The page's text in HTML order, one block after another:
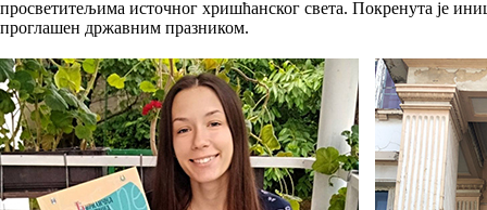
просветитељима источног хришћанског света. Покренута је
проглашен државним празником.